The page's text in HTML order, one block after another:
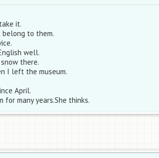
it.
belong to them.
well.
there.
I left the museum.
April.
for many years.She thinks.